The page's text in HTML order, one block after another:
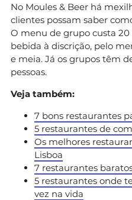
No Moules & Beer há
clientes possam saber
O menu de grupo custa 20
bebida à discrição, pelo
e meia. Já os grupos têm
pessoas.
Veja também:
7 bons restaurantes
5 restaurantes de
Os melhores
Lisboa
7 restaurantes
5 restaurantes onde
vez na vida